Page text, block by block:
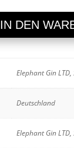
IN DEN
Elephant Gin
Deutschland
Elephant Gin